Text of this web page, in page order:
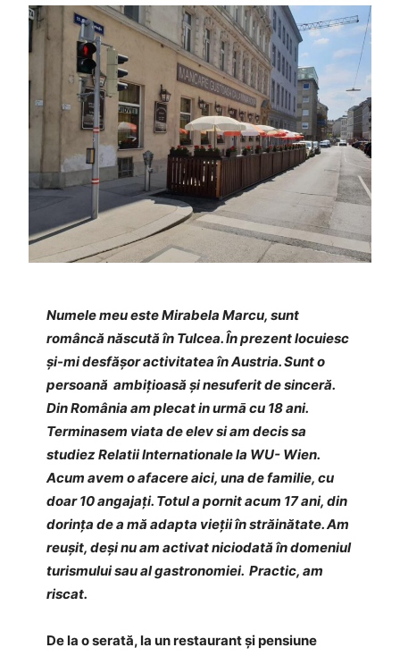
Numele meu este Mirabela Marcu, sunt
româncă născută în Tulcea. În prezent locuiesc
și-mi desfășor activitatea în Austria. Sunt o
persoană ambițioasă și nesuferit de sinceră.
Din România am plecat in urmā cu 18 ani.
Terminasem viata de elev si am decis sa
studiez Relatii Internationale la WU- Wien.
Acum avem o afacere aici, una de familie, cu
doar 10 angajați. Totul a pornit acum 17 ani, din
dorința de a mă adapta vieții în străinătate. Am
reușit, deși nu am activat niciodată în domeniul
turismului sau al gastronomiei. Practic, am
riscat.
De la o serată, la un restaurant și pensiune